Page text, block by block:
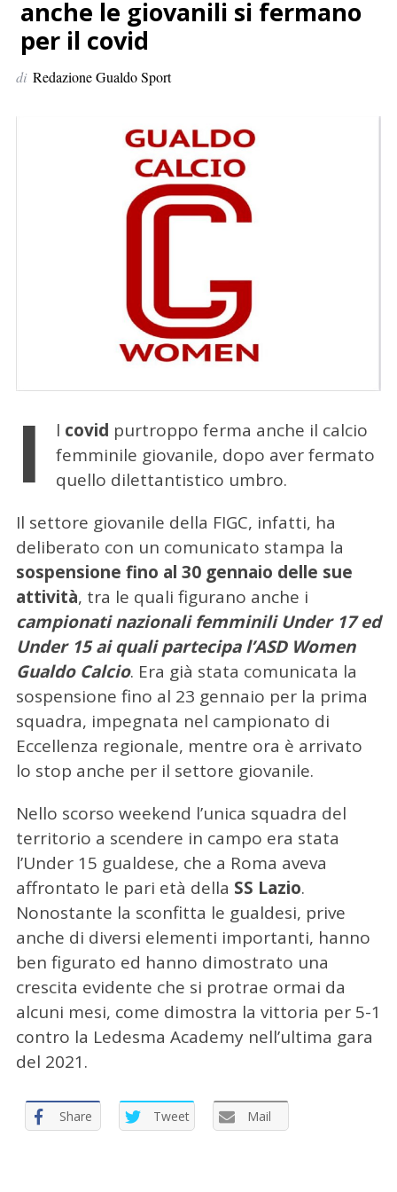
e
r
:
anche le giovanili si fermano
per il covid
di Redazione Gualdo Sport
I l covid purtroppo ferma anche il calcio
femminile giovanile, dopo aver fermato
quello dilettantistico umbro.
Il settore giovanile della FIGC, infatti, ha
deliberato con un comunicato stampa la
sospensione fino al 30 gennaio delle sue
attività, tra le quali figurano anche i
campionati nazionali femminili Under 17 ed
Under 15 ai quali partecipa l’ASD Women
Gualdo Calcio. Era già stata comunicata la
sospensione fino al 23 gennaio per la prima
squadra, impegnata nel campionato di
Eccellenza regionale, mentre ora è arrivato
lo stop anche per il settore giovanile.
Nello scorso weekend l’unica squadra del
territorio a scendere in campo era stata
l’Under 15 gualdese, che a Roma aveva
affrontato le pari età della SS Lazio.
Nonostante la sconfitta le gualdesi, prive
anche di diversi elementi importanti, hanno
ben figurato ed hanno dimostrato una
crescita evidente che si protrae ormai da
alcuni mesi, come dimostra la vittoria per 5-1
contro la Ledesma Academy nell’ultima gara
del 2021.
Share Tweet Mail